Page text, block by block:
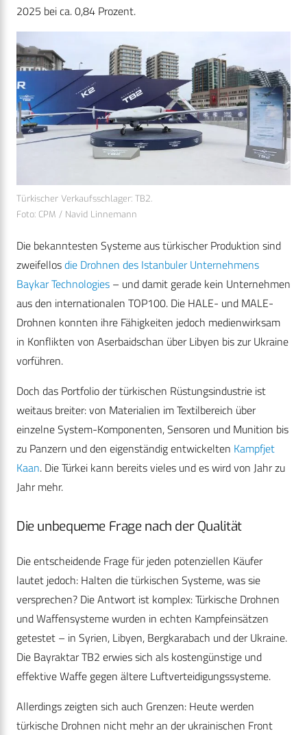
2025 bei ca. 0,84 Prozent.
Türkischer Verkaufsschlager: TB2.
Foto: CPM / Navid Linnemann
Die bekanntesten Systeme aus türkischer Produktion sind
zweifellosdie Drohnen des Istanbuler Unternehmens
Baykar Technologies – und damit gerade kein Unternehmen
aus den internationalen TOP100. Die HALE- und MALE-
Drohnen konnten ihre Fähigkeiten jedoch medienwirksam
in Konflikten von Aserbaidschan über Libyen bis zur Ukraine
vorführen.
Doch das Portfolio der türkischen Rüstungsindustrie ist
weitaus breiter: von Materialien im Textilbereich über
einzelne System-Komponenten, Sensoren und Munition bis
zu Panzern und den eigenständig entwickelten Kampfjet
Kaan. Die Türkei kann bereits vieles und es wird von Jahr zu
Jahr mehr.
Die unbequeme Frage nach der Qualität
Die entscheidende Frage für jeden potenziellen Käufer
lautet jedoch: Halten die türkischen Systeme, was sie
versprechen? Die Antwort ist komplex: Türkische Drohnen
und Waffensysteme wurden in echten Kampfeinsätzen
getestet – in Syrien, Libyen, Bergkarabach und der Ukraine.
Die Bayraktar TB2 erwies sich als kostengünstige und
effektive Waffe gegen ältere Luftverteidigungssysteme.
Allerdings zeigten sich auch Grenzen: Heute werden
türkische Drohnen nicht mehr an der ukrainischen Front